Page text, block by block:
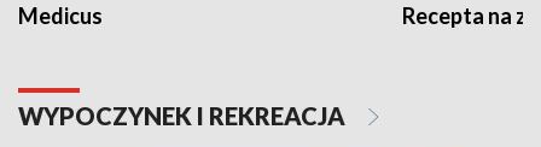
Medicus Recepta na
WYPOCZYNEK I REKREACJA